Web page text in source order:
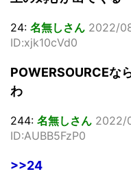
24: 名無しさん 2022/
ID:xjk10cVd0
POWERSOURCEな
わ
244: 名無しさん 2022/
ID:AUBB5FzP0
>>24